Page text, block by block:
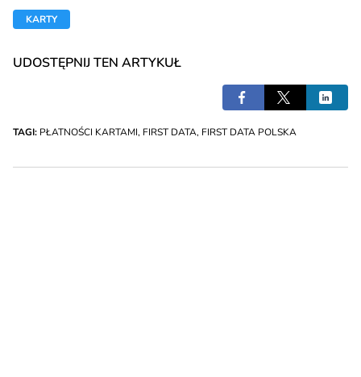
KARTY
UDOSTĘPNIJ TEN ARTYKUŁ
TAGI: PŁATNOŚCI KARTAMI, FIRST DATA, FIRST DATA POLSKA